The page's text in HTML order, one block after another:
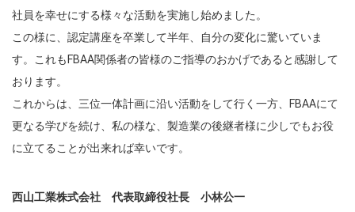
社員を幸せにする様々な活動を実施し始めました。
この様に、認定講座を卒業して半年、自分の変化に驚いていま
す。これもFBAA関係者の皆様のご指導のおかげであると感謝して
お ります。
これからは、三位一体計画に沿い活動をして行く一方、
FBAAにて
更なる学びを続け、私の様な、 製造業の後継者様に少しでもお役
に立てることが出来れば幸いです。
西山工業株式会社 代表取締役社長 小林公一